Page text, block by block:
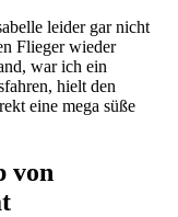
leider gar nicht
Flieger wieder
war ich ein
hielt den
eine mega süße
von